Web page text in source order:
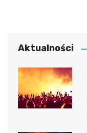
Aktualności